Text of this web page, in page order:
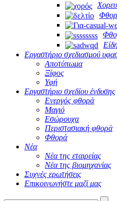
Εργαστήριο σχεδιασμού
Αποτύπωμα
Ξίφος
Υφή
Εργαστήριο σχεδίου ένδυσης
Ενεργός φθορά
Μαγιό
Εσώρουχα
Περιστασιακή φθορά
Φθορά
Νέα
Νέα της εταιρείας
Νέα της βιομηχανίας
Συχνές ερωτήσεις
Επικοινωνήστε μαζί μας